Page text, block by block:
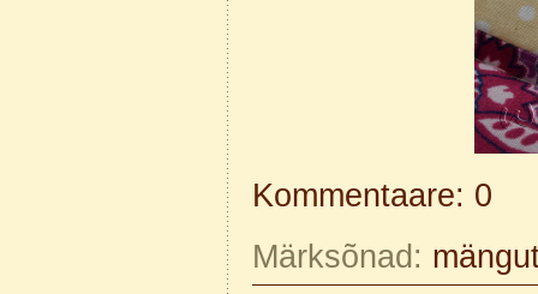
Kommentaare: 0
Märksõnad: